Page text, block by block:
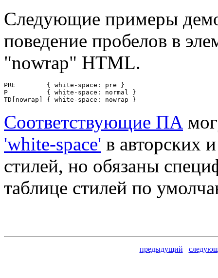
Следующие примеры
поведение пробелов в
"nowrap" HTML.
PRE        { white-space: pre }
P          { white-space: normal }
TD[nowrap] { white-space: nowrap }
Соответствующие ПА
'white-space' в авторских
стилей, но обязаны
таблице стилей по
предыдущий